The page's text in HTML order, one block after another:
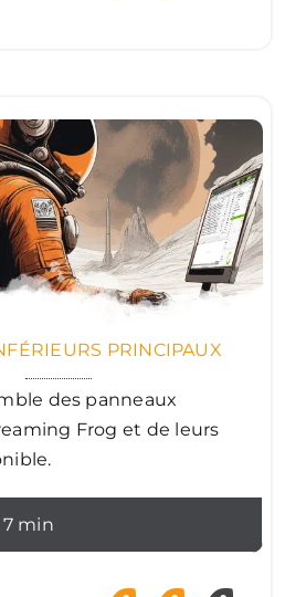
PRINCIPAUX
des panneaux
Frog et de leurs
7 min